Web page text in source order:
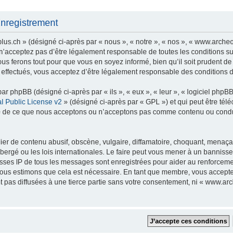
» (désigné ci-après par « nous », « notre », « nos », «
pas d’être légalement responsable de toutes les conditions
ferons tout pour que vous en soyez informé, bien qu’il soit prudent
vous acceptez d’être légalement responsable des
phpBB (désigné ci-après par « ils », « eux », « leur », « logiciel
Public License v2 » (désigné ci-après par « GPL ») et qui peut être
de ce que nous acceptons ou n’acceptons pas comme contenu ou
de contenu abusif, obscène, vulgaire, diffamatoire, choquant,
ou les lois internationales. Le faire peut vous mener à un
IP de tous les messages sont enregistrées pour aider au
estimons que cela est nécessaire. En tant que membre, vous
pas diffusées à une tierce partie sans votre consentement, ni «